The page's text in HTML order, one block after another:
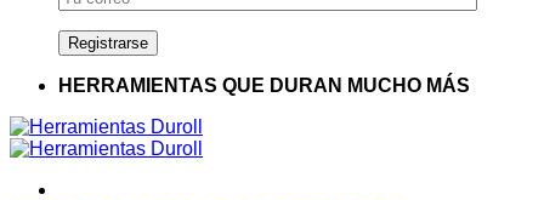
HERRAMIENTAS QUE DURAN MUCHO MÁS